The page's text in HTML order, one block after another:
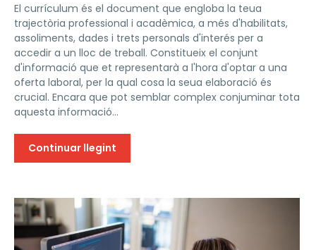
El currículum és el document que engloba la teua
trajectòria professional i acadèmica, a més d'habilitats,
assoliments, dades i trets personals d'interés per a
accedir a un lloc de treball. Constitueix el conjunt
d'informació que et representarà a l'hora d'optar a una
oferta laboral, per la qual cosa la seua elaboració és
crucial. Encara que pot semblar complex conjuminar tota
aquesta informació...
Continuar llegint